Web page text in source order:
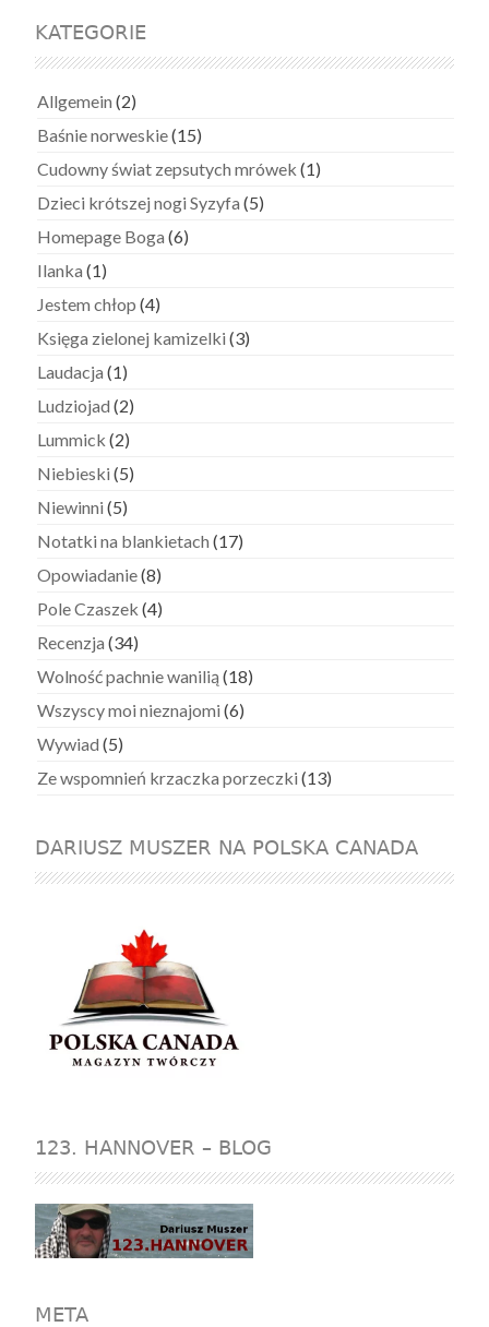
KATEGORIE
Allgemein (2)
Baśnie norweskie(15)
Cudowny świat zepsutych mrówek (1)
Dzieci krótszej nogi Syzyfa (5)
Homepage Boga (6)
Ilanka (1)
Jestem chłop (4)
Księga zielonej kamizelki (3)
Laudacja (1)
Ludziojad (2)
Lummick (2)
Niebieski (5)
Niewinni (5)
Notatki na blankietach (17)
Opowiadanie(8)
Pole Czaszek (4)
Recenzja (34)
Wolność pachnie wanilią (18)
Wszyscy moi nieznajomi (6)
Wywiad (5)
Ze wspomnień krzaczka porzeczki (13)
DARIUSZ MUSZER NA POLSKA CANADA
123. HANNOVER – BLOG
META